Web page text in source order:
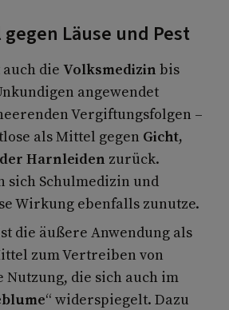
Läuse und Pest
die Volksmedizin bis
angewendet
Vergiftungsfolgen –
als Mittel gegen Gicht,
Harnleiden zurück.
sich Schulmedizin und
Wirkung ebenfalls zunutze.
die äußere Anwendung als
zum Vertreiben von
Nutzung, die sich auch im
“ widerspiegelt. Dazu